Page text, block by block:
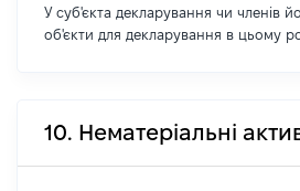
У суб'єкта декларування чи членів
об'єкти для декларування в цьому
10. Нематеріальні